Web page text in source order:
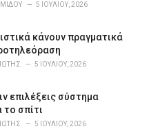
5 ΙΟΥΛΊΟΥ, 2026
κάνουν πραγματικά
5 ΙΟΥΛΊΟΥ, 2026
επιλέξεις σύστημα
το σπίτι
5 ΙΟΥΛΊΟΥ, 2026